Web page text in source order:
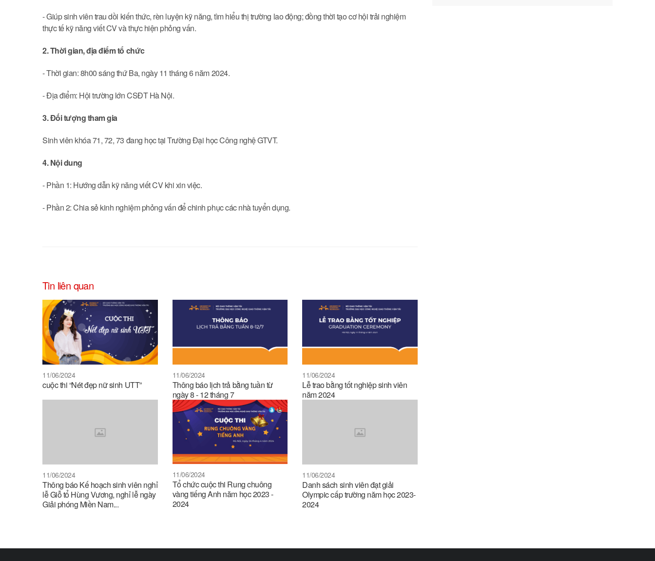
- Giúp sinh viên trau dồi kiến thức, rèn luyện kỹ năng, tìm hiểu thị trường lao động; đồng thời tạo cơ hội trải nghiệm
thực tế kỹ năng viết CV và thực hiện phỏng vấn.
2. Thời gian, địa điểm tổ chức
- Thời gian: 8h00 sáng thứ Ba, ngày 11 tháng 6 năm 2024.
- Địa điểm: Hội trường lớn CSĐT Hà Nội.
3. Đối tượngthamgia
Sinh viên khóa 71, 72, 73 đang học tại Trường Đại học Công nghệ GTVT.
4. Nội dung
- Phần 1: Hướng dẫn kỹ năng viết CV khi xin việc.
- Phần 2: Chia sẻ kinh nghiệm phỏng vấn để chinh phục các nhà tuyển dụng.
Tin liên quan
11/06/2024
cuộc thi “Nét đẹp nữ sinh UTT”
11/06/2024
Thông báo lịch trả bằng tuần từ
ngày 8 - 12 tháng 7
11/06/2024
Lễ trao bằng tốt nghiệp sinh viên
năm 2024
11/06/2024
Thông báo Kế hoạch sinh viên nghỉ
lễ Giỗ tổ Hùng Vương, nghỉ lễ ngày
Giải phóng Miền Nam...
11/06/2024
Tổ chức cuộc thi Rung chuông
vàng tiếng Anh năm học 2023 -
2024
11/06/2024
Danh sách sinh viên đạt giải
Olympic cấp trường năm học 2023-
2024